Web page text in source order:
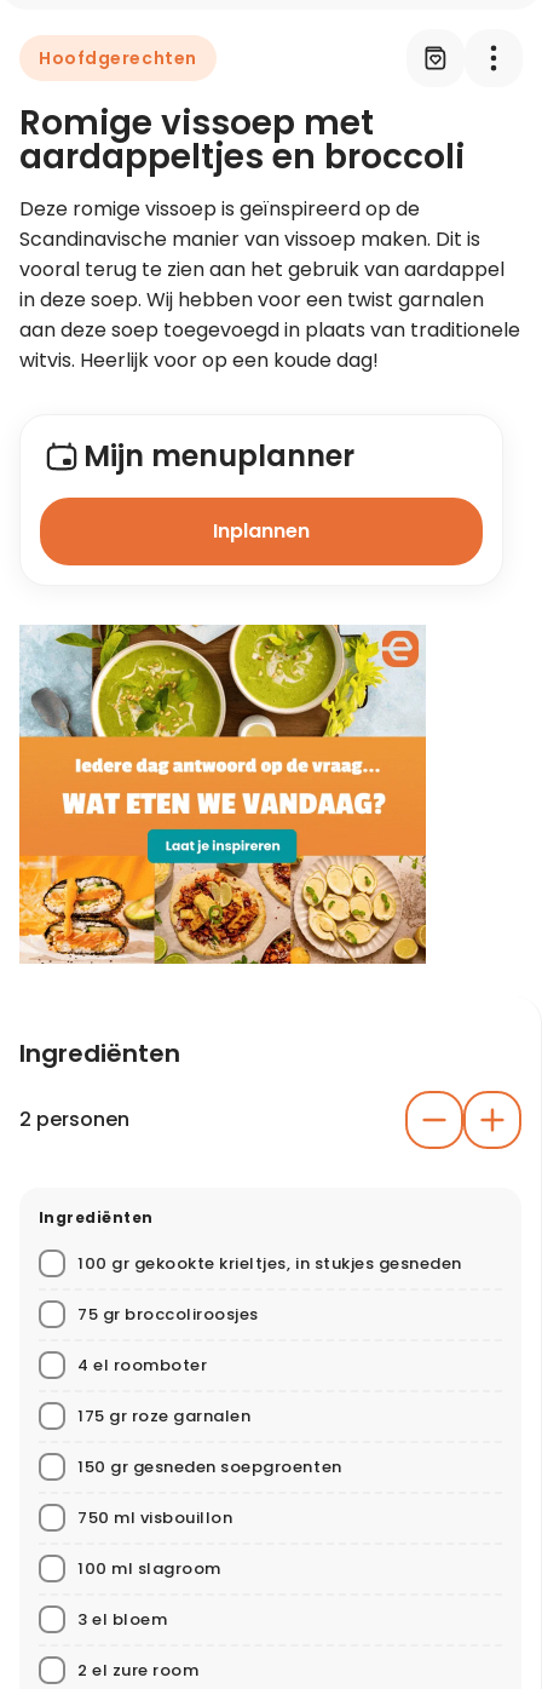
Leer koken als een chef
Kooktips & blogs
Hoofdgerechten
Romige vissoep met
aardappeltjes en broccoli
Deze romige vissoep is geïnspireerd op de
Scandinavische manier van vissoep maken. Dit is
vooral terug te zien aan het gebruik van aardappel
in deze soep. Wij hebben voor een twist garnalen
aan deze soep toegevoegd in plaats van traditionele
witvis. Heerlijk voor op een koude dag!
Mijn menuplanner
Inplannen
Ingrediënten
2 personen
Ingrediënten
100 gr gekookte krieltjes, in stukjes gesneden
75 gr broccoliroosjes
4 el roomboter
175 gr roze garnalen
150 gr gesneden soepgroenten
750 ml visbouillon
100 ml slagroom
3 el bloem
2 el zure room